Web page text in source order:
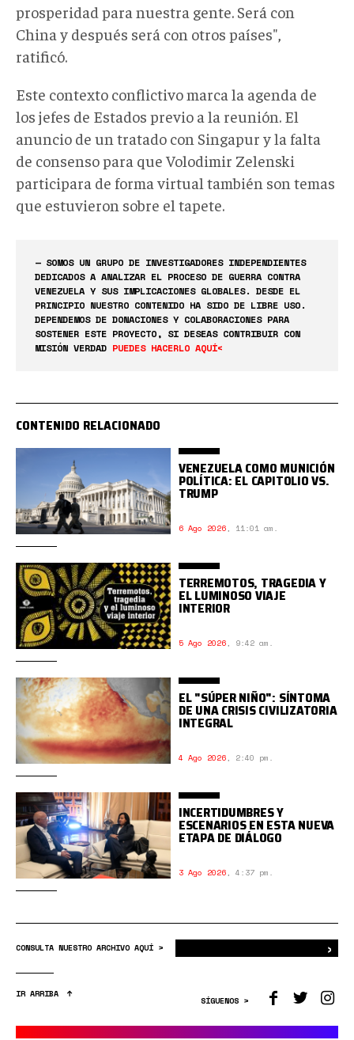
prosperidad para nuestra gente. Será con
China y después será con otros países",
ratificó.
Este contexto conflictivo marca la agenda de
los jefes de Estados previo a la reunión. El
anuncio de un tratado con Singapur y la falta
de consenso para que Volodimir Zelenski
participara de forma virtual también son temas
que estuvieron sobre el tapete.
— SOMOS UN GRUPO DE INVESTIGADORES INDEPENDIENTES
DEDICADOS A ANALIZAR EL PROCESO DE GUERRA CONTRA
VENEZUELA Y SUS IMPLICACIONES GLOBALES. DESDE EL
PRINCIPIO NUESTRO CONTENIDO HA SIDO DE LIBRE USO.
DEPENDEMOS DE DONACIONES Y COLABORACIONES PARA
SOSTENER ESTE PROYECTO, SI DESEAS CONTRIBUIR CON
MISIÓN VERDAD PUEDES HACERLO AQUÍ<
CONTENIDO RELACIONADO
VENEZUELA COMO MUNICIÓN
POLÍTICA: EL CAPITOLIO VS.
TRUMP
6 Ago 2026, 11:01 am.
TERREMOTOS, TRAGEDIA Y
EL LUMINOSO VIAJE
INTERIOR
5 Ago 2026, 9:42 am.
EL "SÚPER NIÑO": SÍNTOMA
DE UNA CRISIS CIVILIZATORIA
INTEGRAL
4 Ago 2026, 2:40 pm.
INCERTIDUMBRES Y
ESCENARIOS EN ESTA NUEVA
ETAPA DE DIÁLOGO
3 Ago 2026, 4:37 pm.
CONSULTA NUESTRO ARCHIVO AQUÍ > ›
IR ARRIBA
SÍGUENOS >